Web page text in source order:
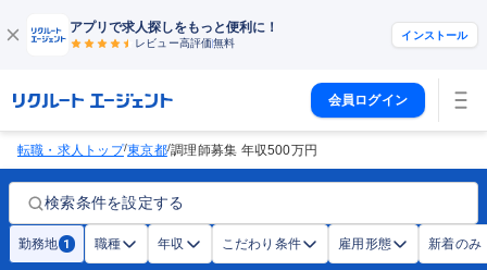
アプリで求人探しをもっと便利に！
レビュー高評価無料
インストール
会員ログイン
転職・求人トップ/東京都/調理師募集 年収500万円
検索条件を設定する
勤務地 1 職種 年収 こだわり条件 雇用形態 新着のみ